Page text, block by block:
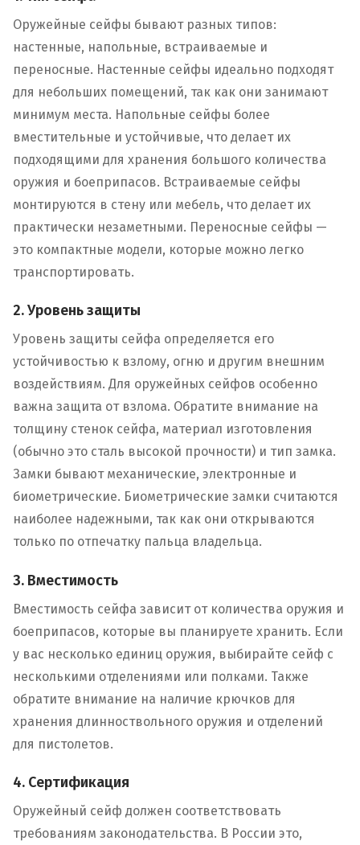
Оружейные сейфы бывают разных типов:
настенные, напольные, встраиваемые и
переносные. Настенные сейфы идеально подходят
для небольших помещений, так как они занимают
минимум места. Напольные сейфы более
вместительные и устойчивые, что делает их
подходящими для хранения большого количества
оружия и боеприпасов. Встраиваемые сейфы
монтируются в стену или мебель, что делает их
практически незаметными. Переносные сейфы —
это компактные модели, которые можно легко
транспортировать.
2. Уровень защиты
Уровень защиты сейфа определяется его
устойчивостью к взлому, огню и другим внешним
воздействиям. Для оружейных сейфов особенно
важна защита от взлома. Обратите внимание на
толщину стенок сейфа, материал изготовления
(обычно это сталь высокой прочности) и тип замка.
Замки бывают механические, электронные и
биометрические. Биометрические замки считаются
наиболее надежными, так как они открываются
только по отпечатку пальца владельца.
3. Вместимость
Вместимость сейфа зависит от количества оружия и
боеприпасов, которые вы планируете хранить. Если
у вас несколько единиц оружия, выбирайте сейф с
несколькими отделениями или полками. Также
обратите внимание на наличие крючков для
хранения длинноствольного оружия и отделений
для пистолетов.
4. Сертификация
Оружейный сейф должен соответствовать
требованиям законодательства. В России это,